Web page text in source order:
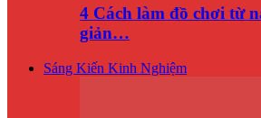
4 Cách làm đồ chơi từ
giản…
Sáng Kiến Kinh Nghiệm